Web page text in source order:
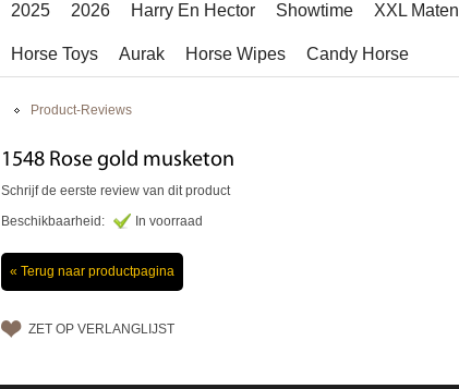
2025 2026 Harry En Hector Showtime XXL Maten
Horse Toys Aurak Horse Wipes Candy Horse
Product-Reviews
1548 Rose gold musketon
Schrijf de eerste review van dit product
Beschikbaarheid:
In voorraad
« Terug naar productpagina
ZET OP VERLANGLIJST